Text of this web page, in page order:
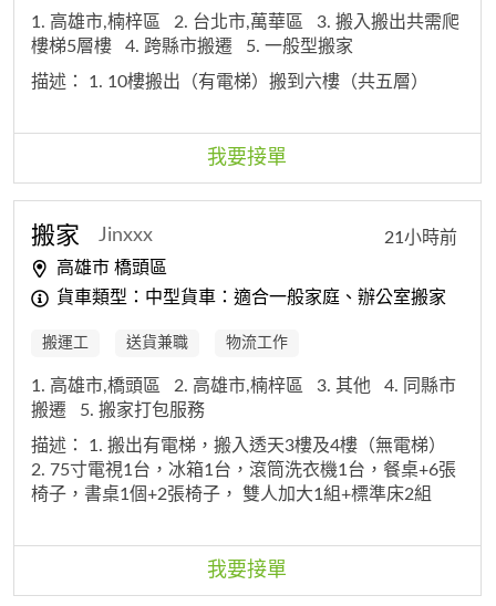
1. 高雄市,楠梓區 2. 台北市,萬華區
3. 搬入搬出共需爬
樓梯5層樓
4. 跨縣市搬遷
5. 一般型搬家
描述： 1. 10樓搬出（有電梯）搬到六樓（共五層）
我要接單
搬家 Jinxxx
高雄市 橋頭區
貨車類型：中型貨車：適合一般家庭、辦公室搬家
21小時前
搬運工 送貨兼職 物流工作
1. 高雄市,橋頭區 2. 高雄市,楠梓區 3. 其他
4. 同縣市
搬遷
5. 搬家打包服務
描述： 1. 搬出有電梯，搬入透天3樓及4樓（無電梯）
2. 75寸電視1台，冰箱1台，滾筒洗衣機1台，餐桌+6張
椅子，書桌1個+2張椅子， 雙人加大1組+標準床2組
我要接單